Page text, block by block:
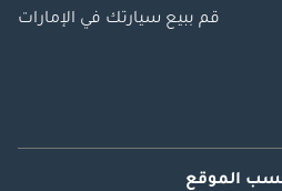
قم ببيع سيارتك في الإمارات
الموقع